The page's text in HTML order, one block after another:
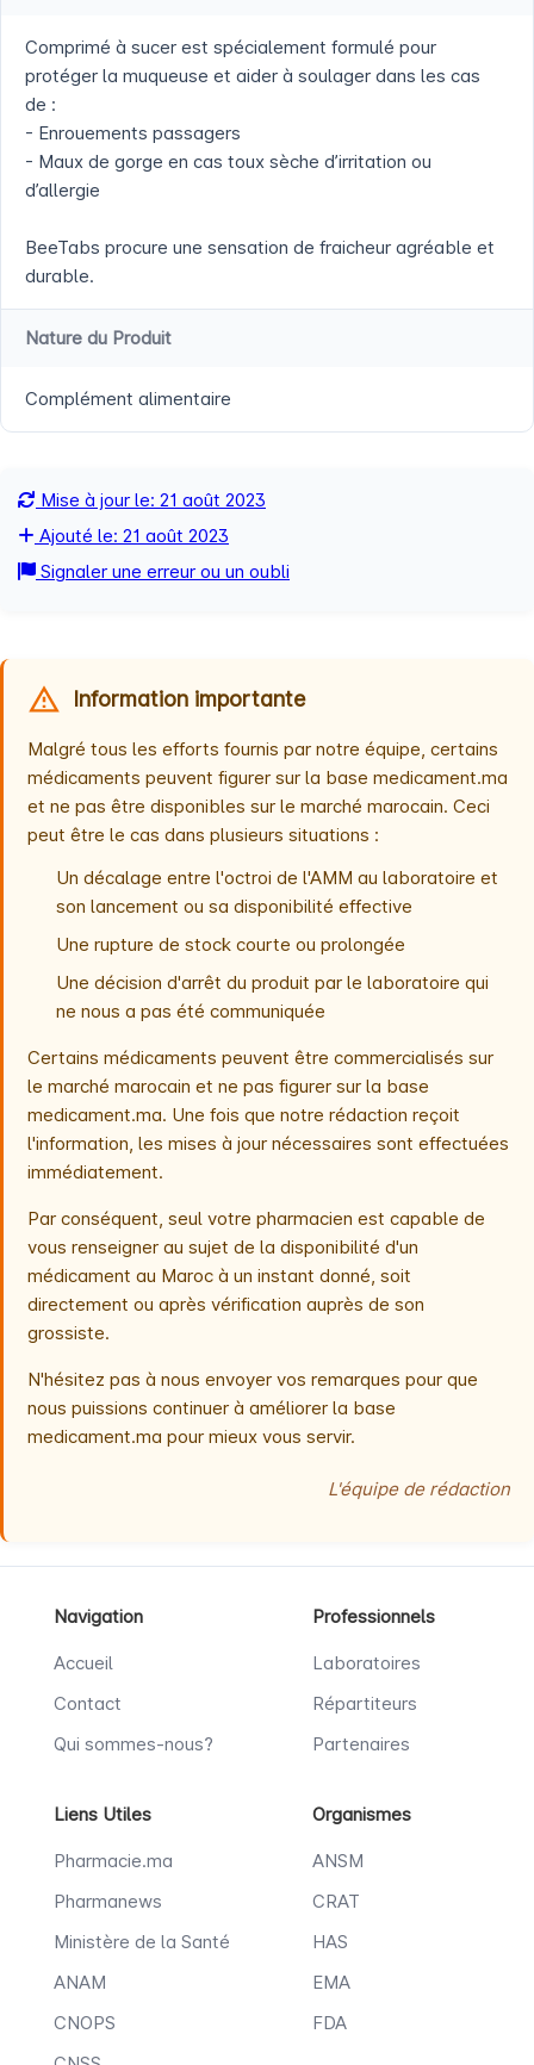
Comprimé à sucer est spécialement formulé pour
protéger la muqueuse et aider à soulager dans les cas
de :
- Enrouements passagers
- Maux de gorge en cas toux sèche d’irritation ou
d’allergie
BeeTabs procure une sensation de fraicheur agréable et
durable.
Nature du Produit
Complément alimentaire
Mise à jour le: 21 août 2023
Ajouté le: 21 août 2023
Signaler une erreur ou un oubli
Information importante
Malgré tous les efforts fournis par notre équipe, certains
médicaments peuvent figurer sur la base medicament.ma
et ne pas être disponibles sur le marché marocain. Ceci
peut être le cas dans plusieurs situations :
Un décalage entre l'octroi de l'AMM au laboratoire et
son lancement ou sa disponibilité effective
Une rupture de stock courte ou prolongée
Une décision d'arrêt du produit par le laboratoire qui
ne nous a pas été communiquée
Certains médicaments peuvent être commercialisés sur
le marché marocain et ne pas figurer sur la base
medicament.ma. Une fois que notre rédaction reçoit
l'information, les mises à jour nécessaires sont effectuées
immédiatement.
Par conséquent, seul votre pharmacien est capable de
vous renseigner au sujet de la disponibilité d'un
médicament au Maroc à un instant donné, soit
directement ou après vérification auprès de son
grossiste.
N'hésitez pas à nous envoyer vos remarques pour que
nous puissions continuer à améliorer la base
medicament.ma pour mieux vous servir.
L'équipe de rédaction
Navigation
Accueil
Contact
Qui sommes-nous?
Professionnels
Laboratoires
Répartiteurs
Partenaires
Liens Utiles
Pharmacie.ma
Pharmanews
Ministère de la Santé
ANAM
CNOPS
Organismes
ANSM
CRAT
HAS
EMA
FDA